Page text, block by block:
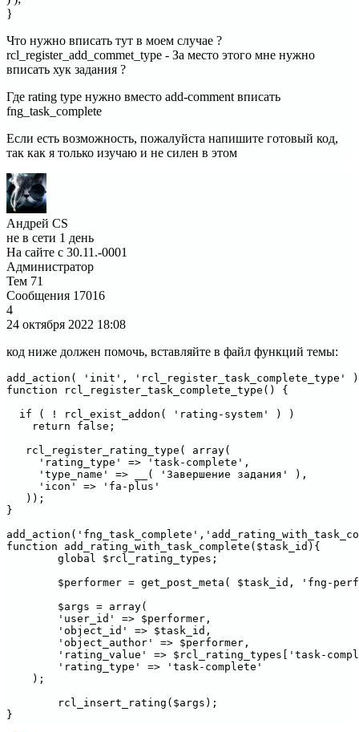
}
Что нужно вписать тут в моем случае ?
rcl_register_add_commet_type - За место этого мне нужно
вписать хук задания ?
Где rating type нужно вместо add-comment вписать
fng_task_complete
Если есть возможность, пожалуйста напишите готовый код,
так как я только изучаю и не силен в этом
Андрей CS
не в сети 1 день
На сайте с 30.11.-0001
Администратор
Тем 71
Сообщения 17016
4
24 октября 2022 18:08
код ниже должен помочь, вставляйте в файл функций темы:
add_action( 'init', 'rcl_register_task_complete_type'
function rcl_register_task_complete_type() {
  if ( ! rcl_exist_addon( 'rating-system' ) )
    return false;
   rcl_register_rating_type( array(
     'rating_type' => 'task-complete',
     'type_name' => __( 'Завершение задания' ),
     'icon' => 'fa-plus'
   ));
}
function add_rating_with_task_complete($task_id){
        'user_id' => $performer,
        'object_id' => $task_id,
        'object_author' => $performer,
'rating_value' => $rcl_rating_types['task-
        'rating_type' => 'task-complete'
    );